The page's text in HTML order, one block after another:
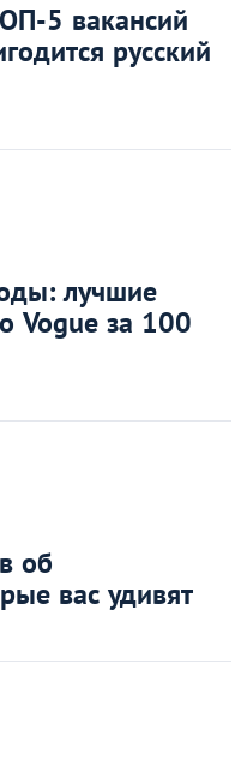
5 вакансий
русский
лучшие
Vogue за 100
об
вас удивят